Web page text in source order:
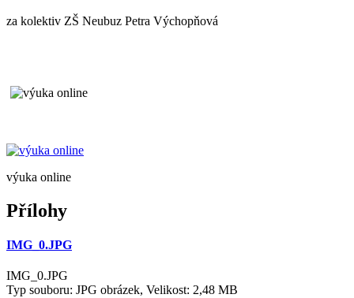
za kolektiv ZŠ Neubuz Petra Výchopňová
výuka online
Přílohy
IMG_0.JPG
IMG_0.JPG
Typ souboru: JPG obrázek, Velikost: 2,48 MB